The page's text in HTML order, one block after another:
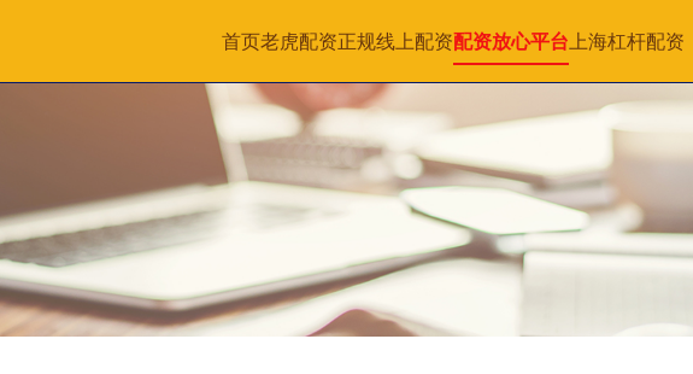
首页老虎配资正规线上配资配资放心平台上海杠杆配资